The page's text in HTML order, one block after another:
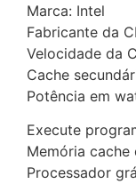
Marca: Intel
Fabricante da
Velocidade da
Cache
Potência em
Execute
Memória
Processador